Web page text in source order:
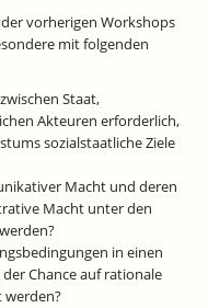
vorherigen Workshops
mit folgenden
Staat,
Akteuren erforderlich,
sozialstaatliche Ziele
Macht und deren
Macht unter den
in einen
Chance auf rationale